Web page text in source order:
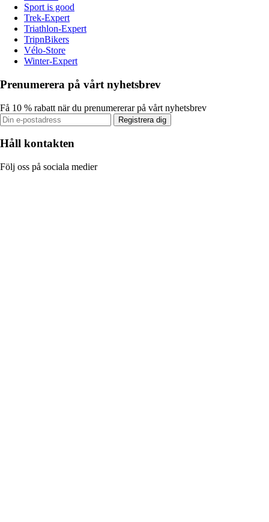
Sport is good
Trek-Expert
Triathlon-Expert
TripnBikers
Vélo-Store
Winter-Expert
Prenumerera på vårt nyhetsbrev
Få 10 % rabatt när du prenumererar på vårt nyhetsbrev
Registrera dig
Håll kontakten
Följ oss på sociala medier